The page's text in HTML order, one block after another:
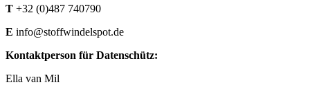
T +32 (0)487 740790
E info@stoffwindelspot.de
Kontaktperson für Datenschütz:
Ella van Mil